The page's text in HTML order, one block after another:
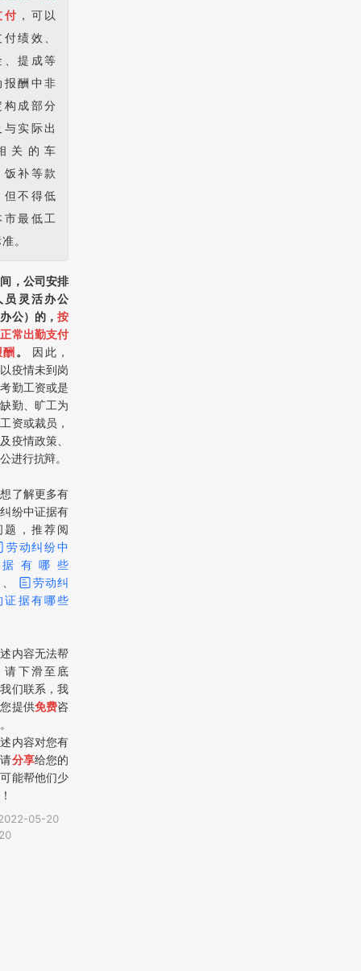
付 ，可以
绩效、
、提成等
报酬中非
构成部分
与实际出
关的车
饭补等款
但不得低
市最低工
。
，公司安排
员灵活办公
公）的，按
常出勤支付
。
因此，
疫情未到岗
勤工资或是
勤、旷工为
资或裁员，
疫情政策、
进行抗辩。
了解更多有
纷中证据有
题，推荐阅
劳动纠纷中
有哪些
劳动纠
证据有哪些
内容无法帮
请下滑至底
们联系，我
提供免费咨
内容对您有
分享给您的
能帮他们少
05-20